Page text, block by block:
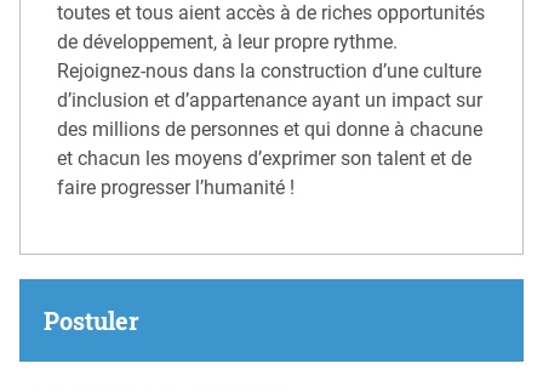
toutes et tous aient accès à de riches opportunités
de développement, à leur propre rythme.
Rejoignez-nous dans la construction d’une culture
d’inclusion et d’appartenance ayant un impact sur
des millions de personnes et qui donne à chacune
et chacun les moyens d’exprimer son talent et de
faire progresser l’humanité !
Postuler